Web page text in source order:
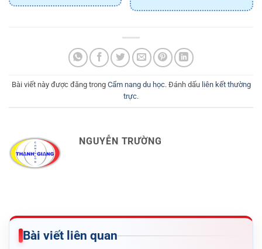
Bài viết này được đăng trong Cẩm nang du học. Đánh dấu liên kết thường
trực.
NGUYỄN TRƯỜNG
Bài viết liên quan